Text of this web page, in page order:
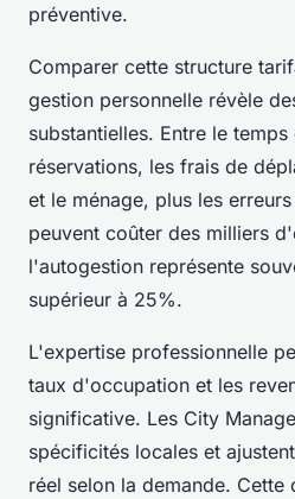
préventive.
Comparer cette structure
gestion personnelle révèle
substantielles. Entre le
réservations, les frais de
et le ménage, plus les
peuvent coûter des milliers
l'autogestion représente
supérieur à 25%.
L'expertise professionnelle
taux d'occupation et les
significative. Les City
spécificités locales et
réel selon la demande.